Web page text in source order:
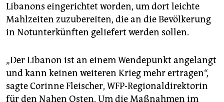
Libanons eingerichtet worden, um dort leichte
Mahlzeiten zuzubereiten, die an die Bevölkerung
in Notunterkünften geliefert werden sollen.
„Der Libanon ist an einem Wendepunkt angelangt
und kann keinen weiteren Krieg mehr ertragen“,
sagte Corinne Fleischer, WFP-Regionaldirektorin
für den Nahen Osten. Um die Maßnahmen im